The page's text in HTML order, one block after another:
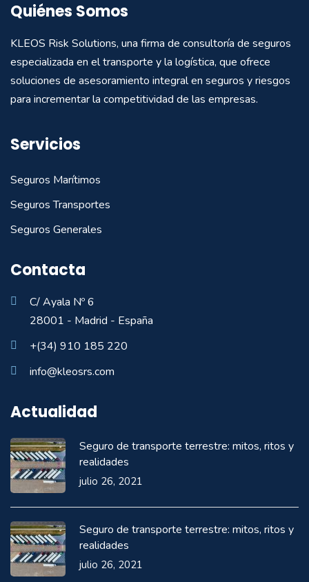
Quiénes Somos
KLEOS Risk Solutions, una firma de consultoría de seguros
especializada en el transporte y la logística, que ofrece
soluciones de asesoramiento integral en seguros y riesgos
para incrementar la competitividad de las empresas.
Servicios
Seguros Marítimos
Seguros Transportes
Seguros Generales
Contacta
C/ Ayala Nº 6
28001 - Madrid - España
+(34) 910 185 220
info@kleosrs.com
Actualidad
Seguro de transporte terrestre: mitos, ritos y
realidades
julio 26, 2021
Seguro de transporte terrestre: mitos, ritos y
realidades
julio 26, 2021